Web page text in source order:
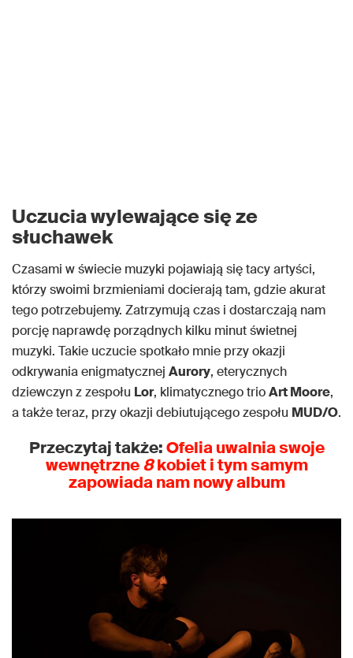
Uczucia wylewające się ze
słuchawek
Czasami w świecie muzyki pojawiają się tacy artyści,
którzy swoimi brzmieniami docierają tam, gdzie akurat
tego potrzebujemy. Zatrzymują czas i dostarczają nam
porcję naprawdę porządnych kilku minut świetnej
muzyki. Takie uczucie spotkało mnie przy okazji
odkrywania enigmatycznej Aurory, eterycznych
dziewczyn z zespołu Lor, klimatycznego trioArt Moore,
a także teraz, przy okazji debiutującego zespołu MUD/O.
Przeczytaj także:Ofelia uwalnia swoje
wewnętrzne8kobiet i tym samym
zapowiada nam nowy album